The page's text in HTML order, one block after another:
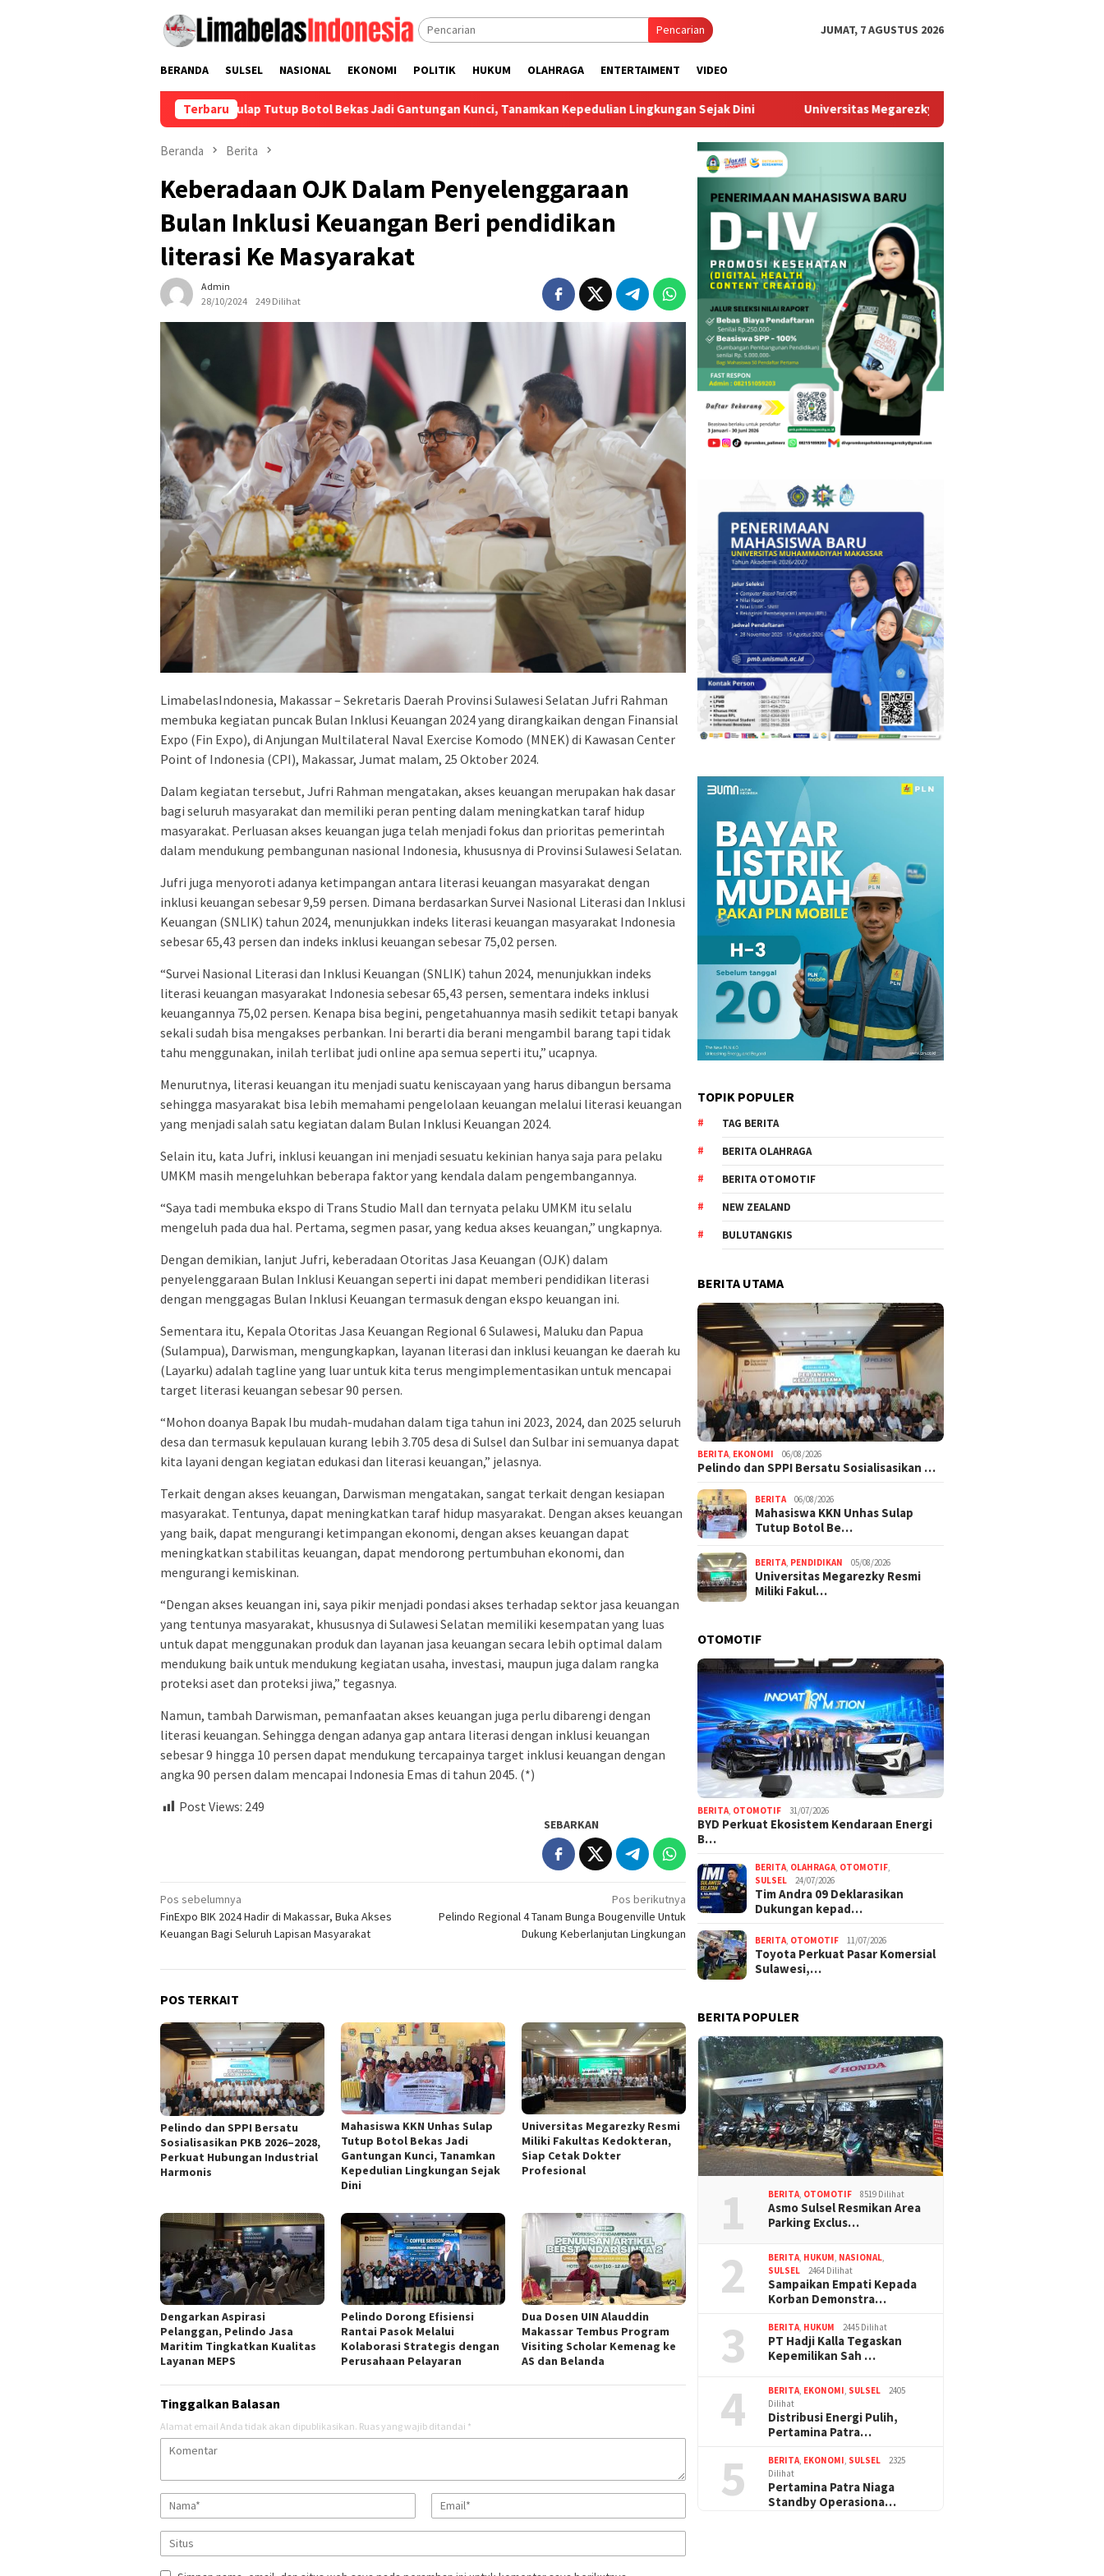
Pencarian JUMAT, 7 AGUSTUS 2026
BERANDA SULSEL NASIONAL EKONOMI POLITIK HUKUM OLAHRAGA ENTERTAIMENT VIDEO
Terbaru
KKN Unhas Sulap Tutup Botol Bekas Jadi Gantungan Kunci, Tanamkan Kepedulian Lingkungan Sejak Dini Universitas Megarezky Resmi Miliki Fakultas Kedokteran, Siap Cetak
Beranda Berita
Keberadaan OJK Dalam Penyelenggaraan
Bulan Inklusi Keuangan Beri pendidikan
literasi Ke Masyarakat
Admin
28/10/2024
249 Dilihat
LimabelasIndonesia, Makassar – Sekretaris Daerah Provinsi Sulawesi Selatan Jufri Rahman
membuka kegiatan puncak Bulan Inklusi Keuangan 2024 yang dirangkaikan dengan Finansial
Expo (Fin Expo), di Anjungan Multilateral Naval Exercise Komodo (MNEK) di Kawasan Center
Point of Indonesia (CPI), Makassar, Jumat malam, 25 Oktober 2024.
Dalam kegiatan tersebut, Jufri Rahman mengatakan, akses keuangan merupakan hak dasar
bagi seluruh masyarakat dan memiliki peran penting dalam meningkatkan taraf hidup
masyarakat. Perluasan akses keuangan juga telah menjadi fokus dan prioritas pemerintah
dalam mendukung pembangunan nasional Indonesia, khususnya di Provinsi Sulawesi Selatan.
Jufri juga menyoroti adanya ketimpangan antara literasi keuangan masyarakat dengan
inklusi keuangan sebesar 9,59 persen. Dimana berdasarkan Survei Nasional Literasi dan Inklusi
Keuangan (SNLIK) tahun 2024, menunjukkan indeks literasi keuangan masyarakat Indonesia
sebesar 65,43 persen dan indeks inklusi keuangan sebesar 75,02 persen.
“Survei Nasional Literasi dan Inklusi Keuangan (SNLIK) tahun 2024, menunjukkan indeks
literasi keuangan masyarakat Indonesia sebesar 65,43 persen, sementara indeks inklusi
keuangannya 75,02 persen. Kenapa bisa begini, pengetahuannya masih sedikit tetapi banyak
sekali sudah bisa mengakses perbankan. Ini berarti dia berani mengambil barang tapi tidak
tahu menggunakan, inilah terlibat judi online apa semua seperti itu,” ucapnya.
Menurutnya, literasi keuangan itu menjadi suatu keniscayaan yang harus dibangun bersama
sehingga masyarakat bisa lebih memahami pengelolaan keuangan melalui literasi keuangan
yang menjadi salah satu kegiatan dalam Bulan Inklusi Keuangan 2024.
Selain itu, kata Jufri, inklusi keuangan ini menjadi sesuatu kekinian hanya saja para pelaku
UMKM masih mengeluhkan beberapa faktor yang kendala dalam pengembangannya.
“Saya tadi membuka ekspo di Trans Studio Mall dan ternyata pelaku UMKM itu selalu
mengeluh pada dua hal. Pertama, segmen pasar, yang kedua akses keuangan,” ungkapnya.
Dengan demikian, lanjut Jufri, keberadaan Otoritas Jasa Keuangan (OJK) dalam
penyelenggaraan Bulan Inklusi Keuangan seperti ini dapat memberi pendidikan literasi
dengan menggagas Bulan Inklusi Keuangan termasuk dengan ekspo keuangan ini.
Sementara itu, Kepala Otoritas Jasa Keuangan Regional 6 Sulawesi, Maluku dan Papua
(Sulampua), Darwisman, mengungkapkan, layanan literasi dan inklusi keuangan ke daerah ku
(Layarku) adalah tagline yang luar untuk kita terus mengimplementasikan untuk mencapai
target literasi keuangan sebesar 90 persen.
“Mohon doanya Bapak Ibu mudah-mudahan dalam tiga tahun ini 2023, 2024, dan 2025 seluruh
desa dan termasuk kepulauan kurang lebih 3.705 desa di Sulsel dan Sulbar ini semuanya dapat
kita layani dengan kegiatan edukasi dan literasi keuangan,” jelasnya.
Terkait dengan akses keuangan, Darwisman mengatakan, sangat terkait dengan kesiapan
masyarakat. Tentunya, dapat meningkatkan taraf hidup masyarakat. Dengan akses keuangan
yang baik, dapat mengurangi ketimpangan ekonomi, dengan akses keuangan dapat
meningkatkan stabilitas keuangan, dapat mendorong pertumbuhan ekonomi, dan
mengurangi kemiskinan.
“Dengan akses keuangan ini, saya pikir menjadi pondasi akses terhadap sektor jasa keuangan
yang tentunya masyarakat, khususnya di Sulawesi Selatan memiliki kesempatan yang luas
untuk dapat menggunakan produk dan layanan jasa keuangan secara lebih optimal dalam
mendukung baik untuk mendukung kegiatan usaha, investasi, maupun juga dalam rangka
proteksi aset dan proteksi jiwa,” tegasnya.
Namun, tambah Darwisman, pemanfaatan akses keuangan juga perlu dibarengi dengan
literasi keuangan. Sehingga dengan adanya gap antara literasi dengan inklusi keuangan
sebesar 9 hingga 10 persen dapat mendukung tercapainya target inklusi keuangan dengan
angka 90 persen dalam mencapai Indonesia Emas di tahun 2045. (*)
Post Views: 249
SEBARKAN
Navigasi
pos
Pos sebelumnya
FinExpo BIK 2024 Hadir di Makassar, Buka Akses
Keuangan Bagi Seluruh Lapisan Masyarakat
Pos berikutnya
Pelindo Regional 4 Tanam Bunga Bougenville Untuk
Dukung Keberlanjutan Lingkungan
POS TERKAIT
Pelindo dan SPPI Bersatu
Sosialisasikan PKB 2026–2028,
Perkuat Hubungan Industrial
Harmonis
Mahasiswa KKN Unhas Sulap
Tutup Botol Bekas Jadi
Gantungan Kunci, Tanamkan
Kepedulian Lingkungan Sejak
Dini
Universitas Megarezky Resmi
Miliki Fakultas Kedokteran,
Siap Cetak Dokter
Profesional
Dengarkan Aspirasi
Pelanggan, Pelindo Jasa
Maritim Tingkatkan Kualitas
Layanan MEPS
Pelindo Dorong Efisiensi
Rantai Pasok Melalui
Kolaborasi Strategis dengan
Perusahaan Pelayaran
Dua Dosen UIN Alauddin
Makassar Tembus Program
Visiting Scholar Kemenag ke
AS dan Belanda
Tinggalkan Balasan
Alamat email Anda tidak akan dipublikasikan. Ruas yang wajib ditandai *
TOPIK POPULER
TAG BERITA
BERITA OLAHRAGA
BERITA OTOMOTIF
NEW ZEALAND
BULUTANGKIS
BERITA UTAMA
BERITA, EKONOMI 06/08/2026
Pelindo dan SPPI Bersatu Sosialisasikan …
BERITA 06/08/2026
Mahasiswa KKN Unhas Sulap
Tutup Botol Be…
BERITA, PENDIDIKAN 05/08/2026
Universitas Megarezky Resmi
Miliki Fakul…
OTOMOTIF
BERITA, OTOMOTIF 31/07/2026
BYD Perkuat Ekosistem Kendaraan Energi
B…
BERITA, OLAHRAGA, OTOMOTIF,
SULSEL
24/07/2026
Tim Andra 09 Deklarasikan
Dukungan kepad…
BERITA, OTOMOTIF 11/07/2026
Toyota Perkuat Pasar Komersial
Sulawesi,…
BERITA POPULER
1 BERITA, OTOMOTIF 8519 Dilihat
Asmo Sulsel Resmikan Area
Parking Exclus…
2 BERITA, HUKUM, NASIONAL,
SULSEL
2464 Dilihat
Sampaikan Empati Kepada
Korban Demonstra…
3 BERITA, HUKUM 2445 Dilihat
PT Hadji Kalla Tegaskan
Kepemilikan Sah …
4 BERITA, EKONOMI, SULSEL
2405
Dilihat
Distribusi Energi Pulih,
Pertamina Patra…
5 BERITA, EKONOMI, SULSEL
2325
Dilihat
Pertamina Patra Niaga
Standby Operasiona…